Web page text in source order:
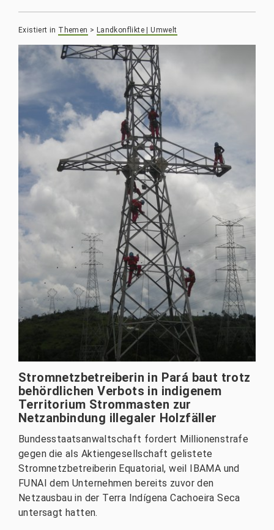
Existiert in Themen > Landkonflikte | Umwelt
Stromnetzbetreiberin in Pará baut trotz
behördlichen Verbots in indigenem
Territorium Strommasten zur
Netzanbindung illegaler Holzfäller
Bundesstaatsanwaltschaft fordert Millionenstrafe
gegen die als Aktiengesellschaft gelistete
Stromnetzbetreiberin Equatorial, weil IBAMA und
FUNAI dem Unternehmen bereits zuvor den
Netzausbau in der Terra Indígena Cachoeira Seca
untersagt hatten.